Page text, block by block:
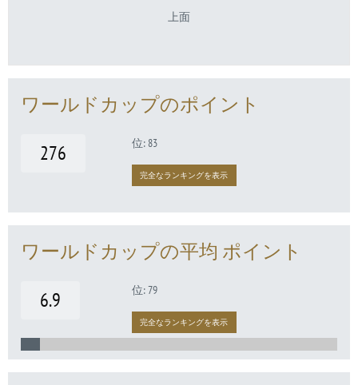
上面
ワールドカップのポイント
276
位: 83
完全なランキングを表示
ワールドカップの平均 ポイント
6.9
位: 79
完全なランキングを表示